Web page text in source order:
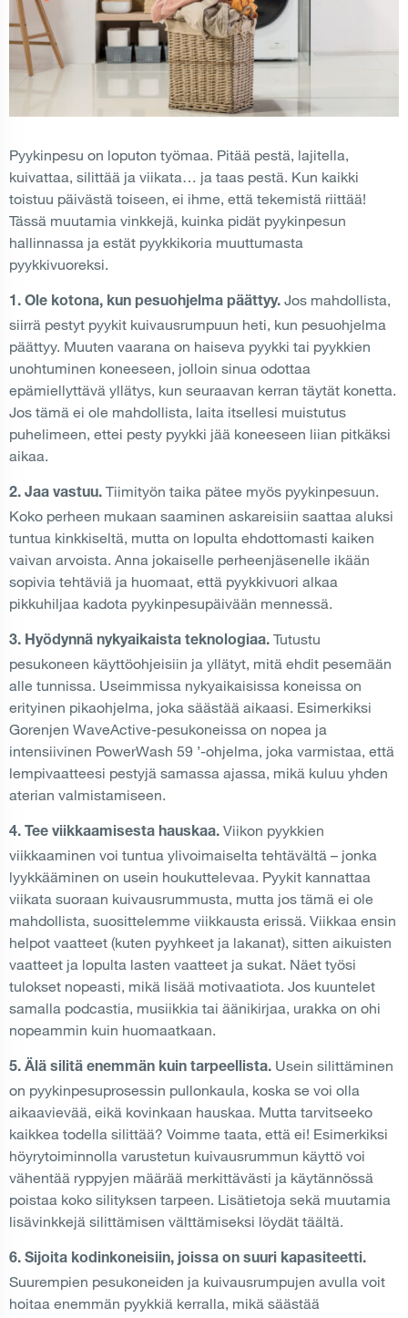
Pyykinpesu on loputon työmaa. Pitää pestä, lajitella,
kuivattaa, silittää ja viikata… ja taas pestä. Kun kaikki
toistuu päivästä toiseen, ei ihme, että tekemistä riittää!
Tässä muutamia vinkkejä, kuinka pidät pyykinpesun
hallinnassa ja estät pyykkikoria muuttumasta
pyykkivuoreksi.
1. Ole kotona, kun pesuohjelma päättyy. Jos mahdollista,
siirrä pestyt pyykit kuivausrumpuun heti, kun pesuohjelma
päättyy. Muuten vaarana on haiseva pyykki tai pyykkien
unohtuminen koneeseen, jolloin sinua odottaa
epämiellyttävä yllätys, kun seuraavan kerran täytät konetta.
Jos tämä ei ole mahdollista, laita itsellesi muistutus
puhelimeen, ettei pesty pyykki jää koneeseen liian pitkäksi
aikaa.
2. Jaa vastuu. Tiimityön taika pätee myös pyykinpesuun.
Koko perheen mukaan saaminen askareisiin saattaa aluksi
tuntua kinkkiseltä, mutta on lopulta ehdottomasti kaiken
vaivan arvoista. Anna jokaiselle perheenjäsenelle ikään
sopivia tehtäviä ja huomaat, että pyykkivuori alkaa
pikkuhiljaa kadota pyykinpesupäivään mennessä.
3. Hyödynnä nykyaikaista teknologiaa. Tutustu
pesukoneen käyttöohjeisiin ja yllätyt, mitä ehdit pesemään
alle tunnissa. Useimmissa nykyaikaisissa koneissa on
erityinen pikaohjelma, joka säästää aikaasi. Esimerkiksi
Gorenjen WaveActive-pesukoneissa on nopea ja
intensiivinen PowerWash 59 ’-ohjelma, joka varmistaa, että
lempivaatteesi pestyjä samassa ajassa, mikä kuluu yhden
aterian valmistamiseen.
4. Tee viikkaamisesta hauskaa. Viikon pyykkien
viikkaaminen voi tuntua ylivoimaiselta tehtävältä – jonka
lyykkääminen on usein houkuttelevaa. Pyykit kannattaa
viikata suoraan kuivausrummusta, mutta jos tämä ei ole
mahdollista, suosittelemme viikkausta erissä. Viikkaa ensin
helpot vaatteet (kuten pyyhkeet ja lakanat), sitten aikuisten
vaatteet ja lopulta lasten vaatteet ja sukat. Näet työsi
tulokset nopeasti, mikä lisää motivaatiota. Jos kuuntelet
samalla podcastia, musiikkia tai äänikirjaa, urakka on ohi
nopeammin kuin huomaatkaan.
5. Älä silitä enemmän kuin tarpeellista. Usein silittäminen
on pyykinpesuprosessin pullonkaula, koska se voi olla
aikaavievää, eikä kovinkaan hauskaa. Mutta tarvitseeko
kaikkea todella silittää? Voimme taata, että ei! Esimerkiksi
höyrytoiminnolla varustetun kuivausrummun käyttö voi
vähentää ryppyjen määrää merkittävästi ja käytännössä
poistaa koko silityksen tarpeen. Lisätietoja sekä muutamia
lisävinkkejä silittämisen välttämiseksi löydät täältä.
6. Sijoita kodinkoneisiin, joissa on suuri kapasiteetti.
Suurempien pesukoneiden ja kuivausrumpujen avulla voit
hoitaa enemmän pyykkiä kerralla, mikä säästää